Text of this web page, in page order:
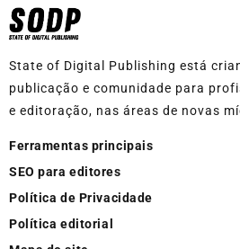
State of Digital Publishing está
publicação e comunidade para
e editoração, nas áreas de novas
Ferramentas principais
SEO para editores
Política de Privacidade
Política editorial